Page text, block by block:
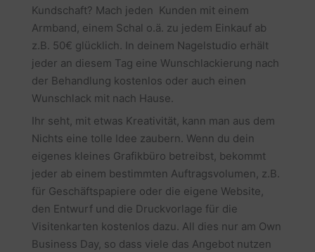
Kundschaft? Mach jeden Kunden mit einem
Armband, einem Schal o.ä. zu jedem Einkauf ab
z.B. 50€ glücklich. In deinem Nagelstudio erhält
jeder an diesem Tag eine Wunschlackierung nach
der Behandlung kostenlos oder auch einen
Wunschlack mit nach Hause.
Ihr seht, mit etwas Kreativität, kann man aus dem
Nichts eine tolle Idee zaubern. Wenn du dein
eigenes kleines Grafikbüro betreibst, bekommt
jeder ab einem bestimmten Auftragsvolumen, z.B.
für Geschäftspapiere oder die eigene Website,
den Entwurf und die Druckvorlage für die
Visitenkarten kostenlos dazu. All dies nur am Own
Business Day, so dass viele das Angebot nutzen